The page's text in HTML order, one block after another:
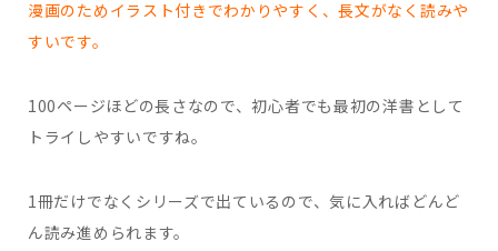
漫画のためイラスト付きでわかりやすく、長文がなく読みや
すいです。
100ページほどの長さなので、初心者でも最初の洋書として
トライしやすいですね。
1冊だけでなくシリーズで出ているので、気に入ればどんど
ん読み進められます。